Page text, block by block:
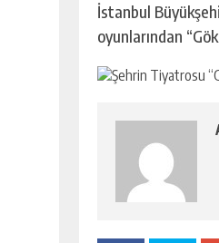
İstanbul
oyunlarından